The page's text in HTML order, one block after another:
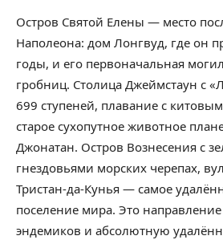
Остров Святой Елены — место
Наполеона: дом Лонгвуд, где он
годы, и его первоначальная
гробниц. Столица Джеймстаун с
699 ступеней, плавание с
старое сухопутное животное
Джонатан. Остров Вознесения с
гнездовьями морских черепах,
Тристан-да-Кунья — самое
поселение мира. Это
эндемиков и абсолютную